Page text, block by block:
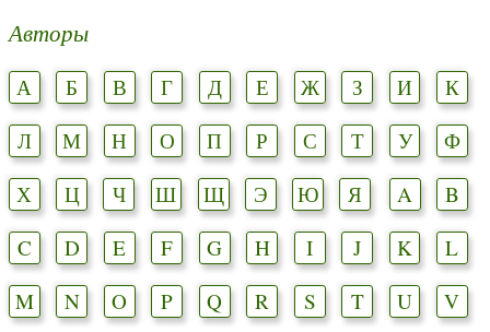
Авторы
А Б В Г Д Е Ж З И
К
Л
М Н О П Р С Т У
Ф
Х
Ц Ч Ш Щ Э Ю Я A
B
C
D E F G H I J K
L
M
N O P Q R S T U
V